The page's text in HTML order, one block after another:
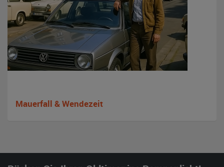
Mauerfall & Wendezeit